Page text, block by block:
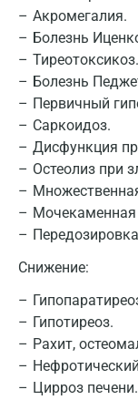
Акромегалия.
Болезнь
Тиреотоксикоз.
Болезнь
Первичный
Саркоидоз.
Дисфункция
Остеолиз при
Мочекаменная
Снижение:
Гипотиреоз.
Рахит,
Цирроз печени.
Москва
Санкт-
Нижний
Казань
Апрелевка
Армавир
Астрахань
Балашиха
Барнаул